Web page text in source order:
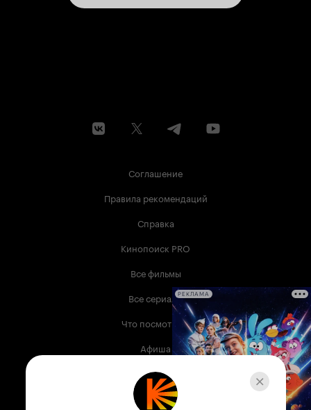
Соглашение
Правила рекомендаций
Справка
Кинопоиск PRO
Все фильмы
Все сериалы
Что посмотреть
Афиша
Музыка
Телепрограмма
РЕКЛАМА